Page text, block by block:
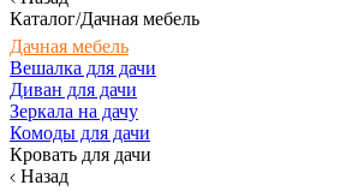
Каталог/Дачная мебель
Дачная мебель
Вешалка для дачи
Диван для дачи
Зеркала на дачу
Комоды для дачи
Кровать для дачи
Назад